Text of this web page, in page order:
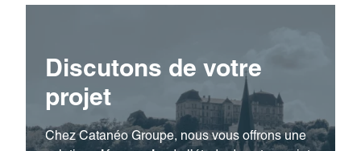
Discutons de votre
projet
Chez Catanéo Groupe, nous vous offrons une